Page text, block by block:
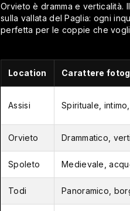
Orvieto è dramma e
sulla vallata del Paglia: ogni
perfetta per le coppie che
Location Carattere
Assisi Spirituale,
Orvieto Drammatico,
Spoleto Medievale,
Todi Panoramico,